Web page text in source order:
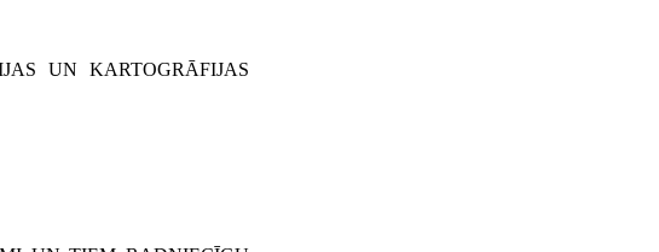
UN KARTOGRĀFIJAS